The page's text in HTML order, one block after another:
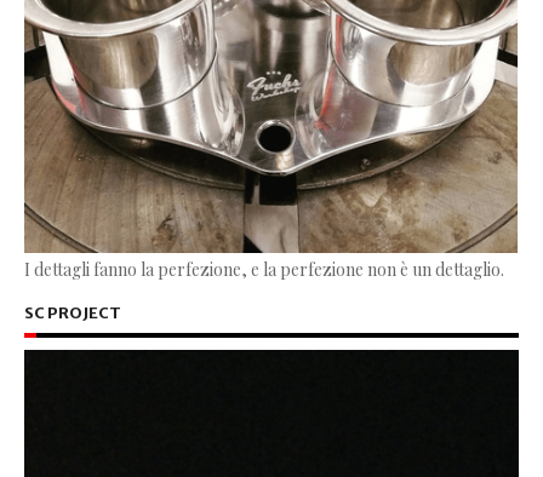
I dettagli fanno la perfezione, e la perfezione non è un dettaglio.
SC PROJECT